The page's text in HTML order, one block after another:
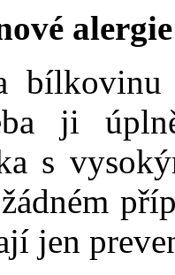
alergie
bílkovinu
ji
s
jen